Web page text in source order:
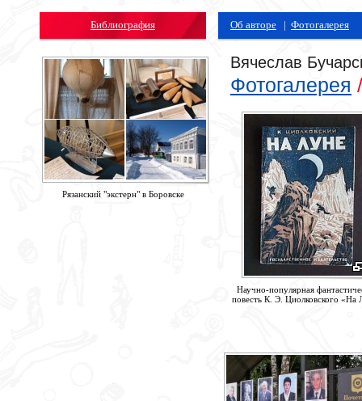
Библиография
Рязанский "экстерн" в Боровске
Об авторе | Фотогалерея
Вячеслав
Фотогалерея
Научно-популярная
повесть К. Э. Циолковского «На